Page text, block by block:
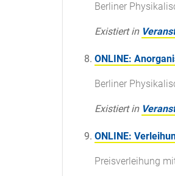
Berliner
Existiert in
ONLINE:
Berliner
Existiert in
ONLINE:
Preisverleihung